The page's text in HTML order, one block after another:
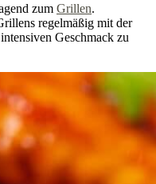
zum Grillen.
regelmäßig mit der
Geschmack zu